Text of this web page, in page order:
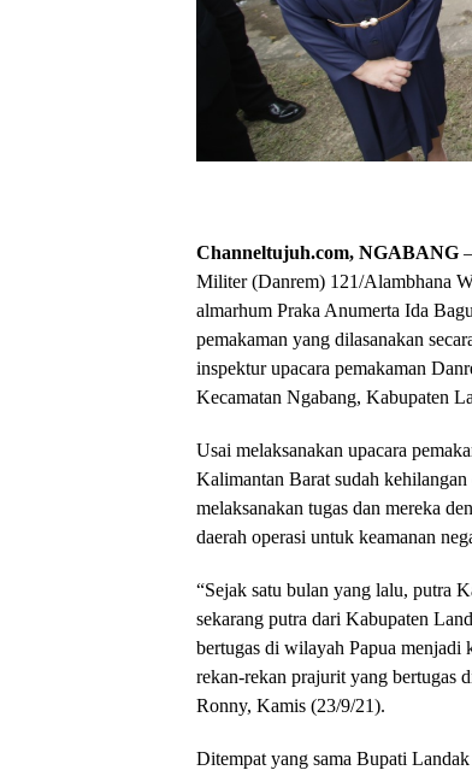
Channeltujuh.com, NGABANG
Militer (Danrem) 121/Alambhana
almarhum Praka Anumerta Ida
pemakaman yang dilasanakan
inspektur upacara pemakaman
Kecamatan Ngabang, Kabupaten
Usai melaksanakan upacara
Kalimantan Barat sudah
melaksanakan tugas dan mereka
daerah operasi untuk keamanan
“Sejak satu bulan yang lalu, putra
sekarang putra dari Kabupaten
bertugas di wilayah Papua menjadi
rekan-rekan prajurit yang bertugas
Ronny, Kamis (23/9/21).
Ditempat yang sama Bupati